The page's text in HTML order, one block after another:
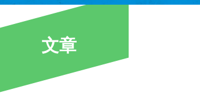
简体中文
文章